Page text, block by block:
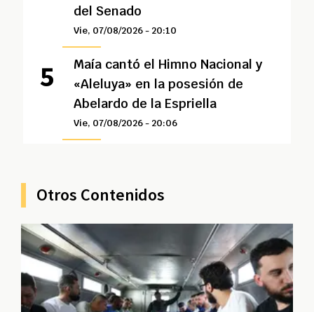
del Senado
Vie, 07/08/2026 - 20:10
Maía cantó el Himno Nacional y
«Aleluya» en la posesión de
Abelardo de la Espriella
Vie, 07/08/2026 - 20:06
Otros Contenidos